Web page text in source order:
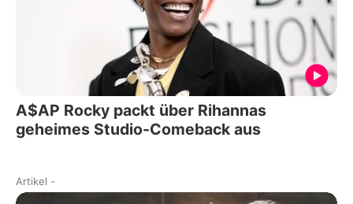
A$AP Rocky packt über Rihannas
geheimes Studio-Comeback aus
Artikel -